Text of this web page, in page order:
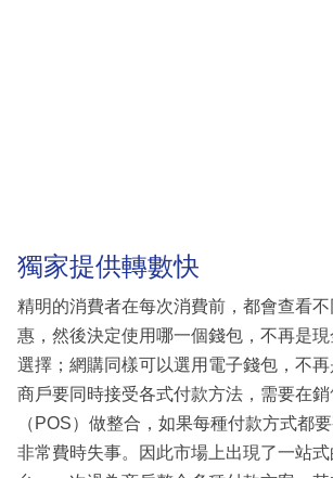
獨家提供轉數快
精明的消費者在每次消費前，都會查看
惠，然後決定使用哪一個錢包，不再是
選擇；網購同樣可以選用電子錢包，不再
商戶要同時接受各式付款方法，需要在
（POS）做整合，如果每種付款方式都
非常費時失事。因此市場上出現了一站